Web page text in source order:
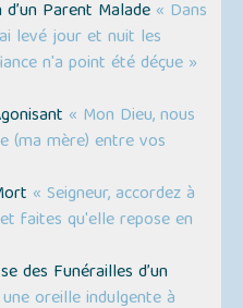
Parent Malade « Dans
levé jour et nuit les
n'a point été déçue »
« Mon Dieu, nous
(ma mère) entre vos
« Seigneur, accordez à
faites qu'elle repose en
des Funérailles d’un
oreille indulgente à